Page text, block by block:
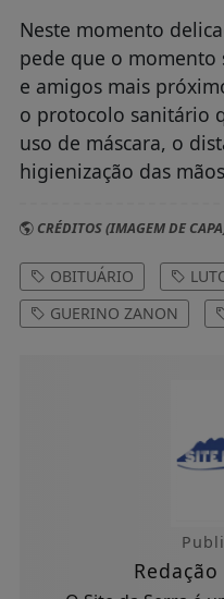
Neste momento
pede que o momento
e amigos mais
o protocolo sanitário
uso de máscara, o
higienização das
CRÉDITOS (IMAGEM DE
OBITUÁRIO
GUERINO ZANON